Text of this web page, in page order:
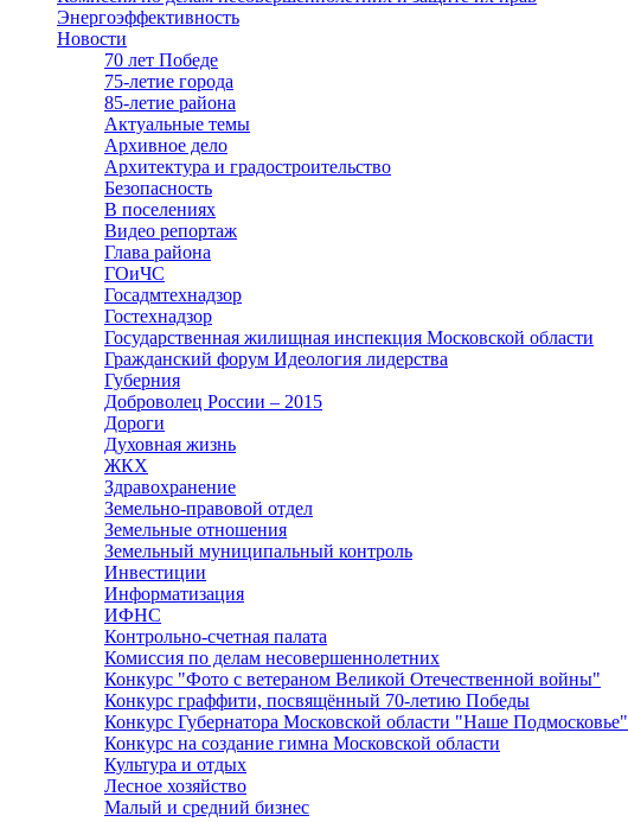
Энергоэффективность
Новости
70 лет Победе
75-летие города
85-летие района
Актуальные темы
Архивное дело
Архитектура и градостроительство
Безопасность
В поселениях
Видео репортаж
Глава района
ГОиЧС
Госадмтехнадзор
Гостехнадзор
Государственная жилищная инспекция Московской области
Гражданский форум Идеология лидерства
Губерния
Доброволец России – 2015
Дороги
Духовная жизнь
ЖКХ
Здравохранение
Земельно-правовой отдел
Земельные отношения
Земельный муниципальный контроль
Инвестиции
Информатизация
ИФНС
Контрольно-счетная палата
Комиссия по делам несовершеннолетних
Конкурс "Фото с ветераном Великой Отечественной войны"
Конкурс граффити, посвящённый 70-летию Победы
Конкурс Губернатора Московской области "Наше Подмосковье"
Конкурс на создание гимна Московской области
Культура и отдых
Лесное хозяйство
Малый и средний бизнес